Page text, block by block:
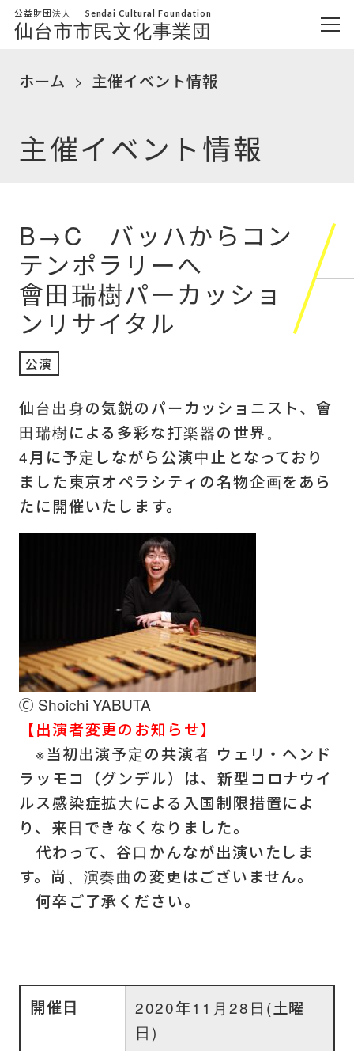
公益財団法人 Sendai Cultural Foundation
仙台市市民文化事業団
ホーム 主催イベント情報
主催イベント情報
B→C バッハからコン
テンポラリーへ
會田瑞樹パーカッショ
ンリサイタル
公演
仙台出身の気鋭のパーカッショニスト、會
田瑞樹による多彩な打楽器の世界。
4月に予定しながら公演中止となっており
ました東京オペラシティの名物企画をあら
たに開催いたします。
Ⓒ Shoichi YABUTA
【出演者変更のお知らせ】
※当初出演予定の共演者 ウェリ・ヘンド
ラッモコ（グンデル）は、新型コロナウイ
ルス感染症拡大による入国制限措置によ
り、来日できなくなりました。
代わって、谷口かんなが出演いたしま
す。尚、演奏曲の変更はございません。
何卒ご了承ください。
開催日
2020年11月28日(土曜
日)